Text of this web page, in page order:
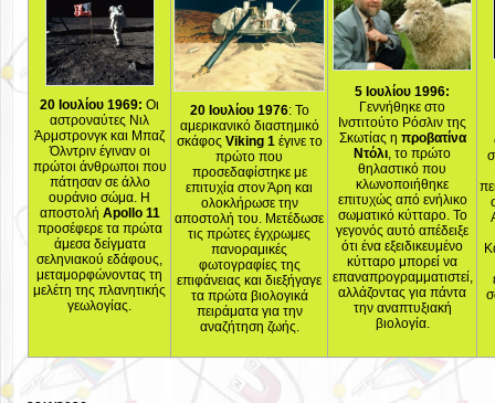
20 Ιουλίου 1969: Οι
αστροναύτες Νιλ
Άρμστρονγκ και Μπαζ
Όλντριν έγιναν οι
πρώτοι άνθρωποι που
πάτησαν σε άλλο
ουράνιο σώμα. Η
αποστολή Apollo 11
προσέφερε τα πρώτα
άμεσα δείγματα
σεληνιακού εδάφους,
μεταμορφώνοντας τη
μελέτη της πλανητικής
γεωλογίας.
20 Ιουλίου 1976: Το
αμερικανικό διαστημικό
σκάφος Viking 1έγινε το
πρώτο που
προσεδαφίστηκε με
επιτυχία στον Άρη και
ολοκλήρωσε την
αποστολή του. Μετέδωσε
τις πρώτες έγχρωμες
πανοραμικές
φωτογραφίες της
επιφάνειας και διεξήγαγε
τα πρώτα βιολογικά
πειράματα για την
αναζήτηση ζωής.
5 Ιουλίου 1996:
Γεννήθηκε στο
Ινστιτούτο Ρόσλιν της
Σκωτίας η προβατίνα
Ντόλι, το πρώτο
θηλαστικό που
κλωνοποιήθηκε
επιτυχώς από ενήλικο
σωματικό κύτταρο. Το
γεγονός αυτό απέδειξε
ότι ένα εξειδικευμένο
κύτταρο μπορεί να
επαναπρογραμματιστεί,
αλλάζοντας για πάντα
την αναπτυξιακή
βιολογία.